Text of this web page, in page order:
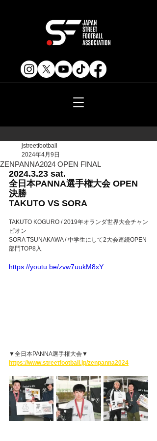
ZENPANNA2024 OPEN FINAL
jstreetfootball
2024年4月9日
2024.3.23 sat.
全日本PANNA選手権大会 OPEN
決勝
TAKUTO VS SORA
TAKUTO KOGURO / 2019年オランダ世界大会チャン
ピオン
SORA TSUNAKAWA / 中学生にして2大会連続OPEN
部門TOP8入
https://youtu.be/zvw7uukM8xY
▼全日本PANNA選手権大会▼
https://www.streetfootball.jp/zenpanna2024